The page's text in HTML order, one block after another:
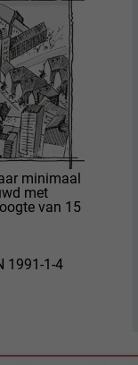
minimaal
met
van 15
1991-1-4